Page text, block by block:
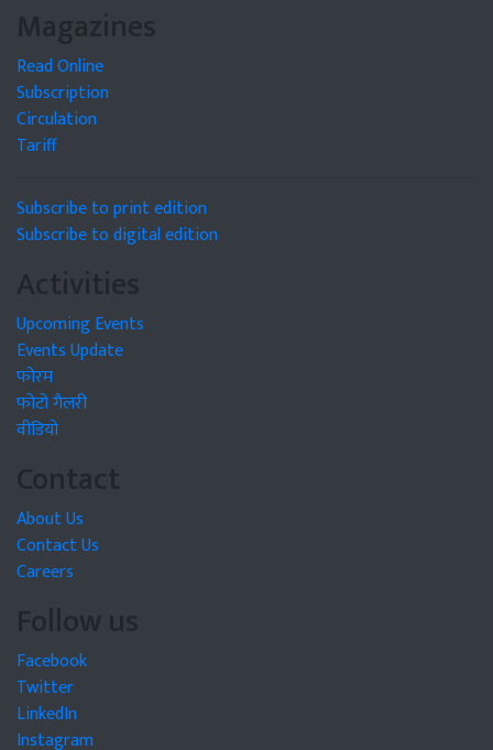
Magazines
Read Online
Subscription
Circulation
Tariff
Subscribe to print edition
Subscribe to digital edition
Activities
Upcoming Events
Events Update
फोरम
फोटो गैलरी
वीडियो
Contact
About Us
Contact Us
Careers
Follow us
Facebook
Twitter
LinkedIn
Instagram